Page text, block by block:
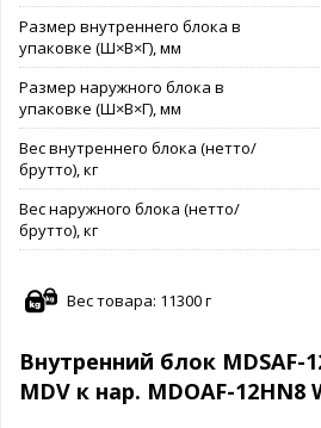
Размер внутреннего блока в
упаковке (Ш×В×Г), мм
Размер наружного блока в
упаковке (Ш×В×Г), мм
Вес внутреннего блока (нетто/
брутто), кг
Вес наружного блока (нетто/
брутто), кг
Вес товара: 11300 г
Внутренний блок MDSAF-
MDV к нар. MDOAF-12HN8